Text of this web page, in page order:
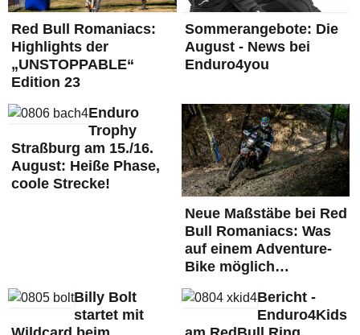
Red Bull Romaniacs:
Highlights der
„UNSTOPPABLE“
Edition 23
Sommerangebote: Die
August - News bei
Enduro4you
Enduro
Trophy
Straßburg am 15./16.
August: Heiße Phase,
coole Strecke!
Neue Maßstäbe bei Red
Bull Romaniacs: Was
auf einem Adventure-
Bike möglich…
Billy Bolt
startet mit
Bericht -
Enduro4Kids